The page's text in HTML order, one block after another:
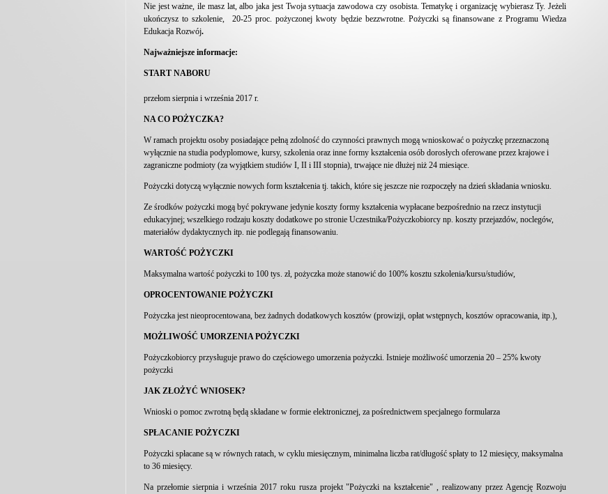
Nie jest ważne, ile masz lat, albo jaka jest Twoja sytuacja zawodowa czy osobista. Tematykę i organizację wybierasz Ty. Jeżeli
ukończysz to szkolenie, 20-25 proc. pożyczonej kwoty będzie bezzwrotne. Pożyczki są finansowane z Programu Wiedza
Edukacja Rozwój.
Najważniejsze informacje:
START NABORU
przełom sierpnia i września 2017 r.
NA CO POŻYCZKA?
W ramach projektu osoby posiadające pełną zdolność do czynności prawnych mogą wnioskować o pożyczkę przeznaczoną
wyłącznie na studia podyplomowe, kursy, szkolenia oraz inne formy kształcenia osób dorosłych oferowane przez krajowe i
zagraniczne podmioty (za wyjątkiem studiów I, II i III stopnia), trwające nie dłużej niż 24 miesiące.
Pożyczki dotyczą wyłącznie nowych form kształcenia tj. takich, które się jeszcze nie rozpoczęły na dzień składania wniosku.
Ze środków pożyczki mogą być pokrywane jedynie koszty formy kształcenia wypłacane bezpośrednio na rzecz instytucji
edukacyjnej; wszelkiego rodzaju koszty dodatkowe po stronie Uczestnika/Pożyczkobiorcy np. koszty przejazdów, noclegów,
materiałów dydaktycznych itp. nie podlegają finansowaniu.
WARTOŚĆ POŻYCZKI
Maksymalna wartość pożyczki to 100 tys. zł, pożyczka może stanowić do 100% kosztu szkolenia/kursu/studiów,
OPROCENTOWANIE POŻYCZKI
Pożyczka jest nieoprocentowana, bez żadnych dodatkowych kosztów (prowizji, opłat wstępnych, kosztów opracowania, itp.),
MOŻLIWOŚĆ UMORZENIA POŻYCZKI
Pożyczkobiorcy przysługuje prawo do częściowego umorzenia pożyczki. Istnieje możliwość umorzenia 20 – 25% kwoty
pożyczki
JAK ZŁOŻYĆ WNIOSEK?
Wnioski o pomoc zwrotną będą składane w formie elektronicznej, za pośrednictwem specjalnego formularza
SPŁACANIE POŻYCZKI
Pożyczki spłacane są w równych ratach, w cyklu miesięcznym, minimalna liczba rat/długość spłaty to 12 miesięcy, maksymalna
to 36 miesięcy.
Na przełomie sierpnia i września 2017 roku rusza projekt "Pożyczki na kształcenie" , realizowany przez Agencję Rozwoju